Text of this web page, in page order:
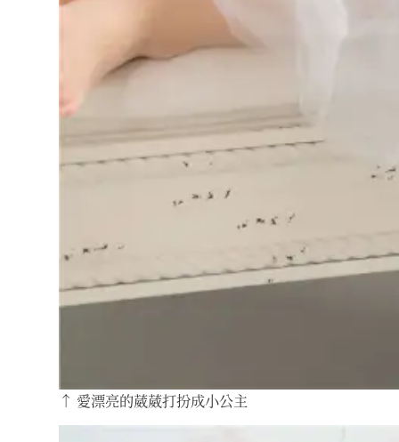
↑ 愛漂亮的葳葳打扮成小公主